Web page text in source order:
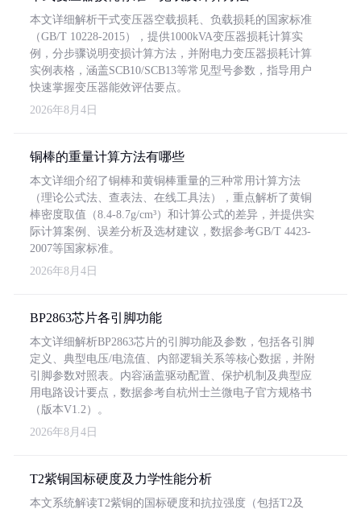
本文详细解析干式变压器空载损耗、负载损耗的国家标准
（GB/T 10228-2015），提供1000kVA变压器损耗计算实
例，分步骤说明变损计算方法，并附电力变压器损耗计算
实例表格，涵盖SCB10/SCB13等常见型号参数，指导用户
快速掌握变压器能效评估要点。
2026年8月4日
铜棒的重量计算方法有哪些
本文详细介绍了铜棒和黄铜棒重量的三种常用计算方法
（理论公式法、查表法、在线工具法），重点解析了黄铜
棒密度取值（8.4-8.7g/cm³）和计算公式的差异，并提供实
际计算案例、误差分析及选材建议，数据参考GB/T 4423-
2007等国家标准。
2026年8月4日
BP2863芯片各引脚功能
本文详细解析BP2863芯片的引脚功能及参数，包括各引脚
定义、典型电压/电流值、内部逻辑关系等核心数据，并附
引脚参数对照表。内容涵盖驱动配置、保护机制及典型应
用电路设计要点，数据参考自杭州士兰微电子官方规格书
（版本V1.2）。
2026年8月4日
T2紫铜国标硬度及力学性能分析
本文系统解读T2紫铜的国标硬度和抗拉强度（包括T2及